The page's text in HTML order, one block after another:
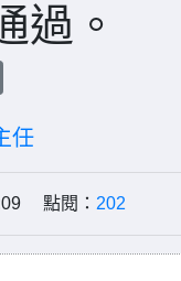
過。
任
點閱： 202